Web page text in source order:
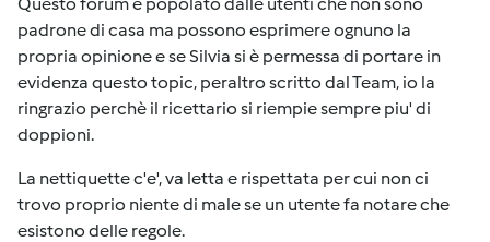
padrone di casa ma possono esprimere ognuno la
propria opinione e se Silvia si è permessa di portare in
evidenza questo topic, peraltro scritto dal Team, io la
ringrazio perchè il ricettario si riempie sempre piu' di
doppioni.
La nettiquette c'e', va letta e rispettata per cui non ci
trovo proprio niente di male se un utente fa notare che
esistono delle regole.